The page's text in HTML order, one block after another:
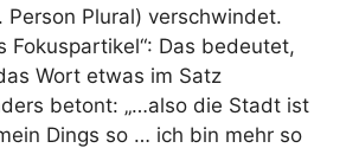
Person Plural) verschwindet.
Fokuspartikel“: Das bedeutet,
Wort etwas im Satz
betont: „…also die Stadt ist
Dings so … ich bin mehr so